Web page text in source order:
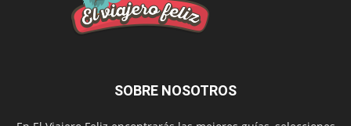
SOBRE NOSOTROS